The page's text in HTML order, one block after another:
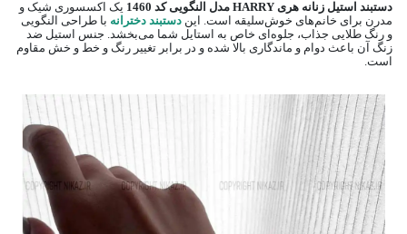
دستبند استیل زنانه هری HARRY مدل النگویی کد 1460
یک اکسسوری شیک و
مدرن برای خانم‌های خوش‌سلیقه است. این دستبند دخترانه با طراحی النگویی
و رنگ طلایی جذاب، جلوه‌ای خاص به استایل شما می‌بخشد. جنس استیل ضد
زنگ آن باعث دوام و ماندگاری بالا شده و در برابر تغییر رنگ و خط و خش مقاوم
است.